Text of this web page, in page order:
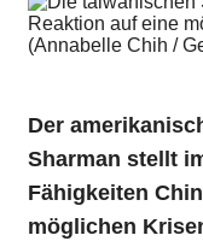
Der
Sharman stellt
Fähigkeiten
möglichen